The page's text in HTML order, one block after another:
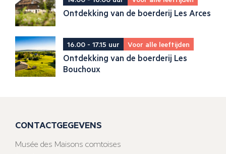
Ontdekking van de boerderij Les Arces
16.00 - 17.15 uur Voor alle leeftijden
Ontdekking van de boerderij Les
Bouchoux
CONTACTGEGEVENS
Musée des Maisons comtoises